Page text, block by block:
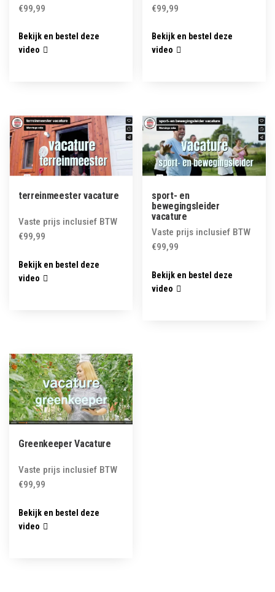
€99,99
Bekijk en bestel deze
video
€99,99
Bekijk en bestel deze
video
terreinmeester vacature
Vaste prijs inclusief BTW
€99,99
Bekijk en bestel deze
video
sport- en
bewegingsleider
vacature
Vaste prijs inclusief BTW
€99,99
Bekijk en bestel deze
video
Greenkeeper Vacature
Vaste prijs inclusief BTW
€99,99
Bekijk en bestel deze
video